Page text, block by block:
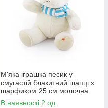
М'яка іграшка песик у
смугастій блакитний шапці з
шарфиком 25 см молочна
(41209.004)
В наявності 2 од.